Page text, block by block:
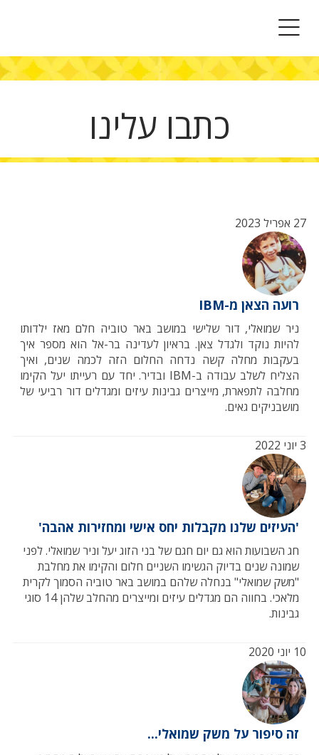
תפריט
כתבו עלינו
רועה הצאן מ-IBM
ניר שמואלי, דור שלישי במושב באר טוביה חלם מאז ילדותו
להיות נוקד ולגדל צאן. בראיון לעדינה בר-אל הוא מספר איך
בעקבות מחלה קשה נדחה החלום הזה לכמה שנים, ואיך
הצליח לשלב עבודה ב-IBM ובדיר. יחד עם רעייתו יעל הקימו
מחלבה לתפארת, מייצרים גבינות עיזים ומגדלים דור רביעי של
מושבניקים גאים.
27 אפריל 2023
'העיזים שלנו מקבלות יחס אישי ומחזירות אהבה'
חג השבועות הוא גם יום חגם של בני הזוג יעל וניר שמואלי. לפני
שמונה שנים בדיוק הגשימו השניים חלום והקימו את מחלבת
"משק שמואלי" בנחלה שלהם במושב באר טוביה הסמוך לקרית
מלאכי. בחווה הם מגדלים עיזים ומייצרים מהחלב שלהן 14 סוגי
גבינות.
3 יוני 2022
זה סיפור על משק שמואלי...
10 יוני 2020